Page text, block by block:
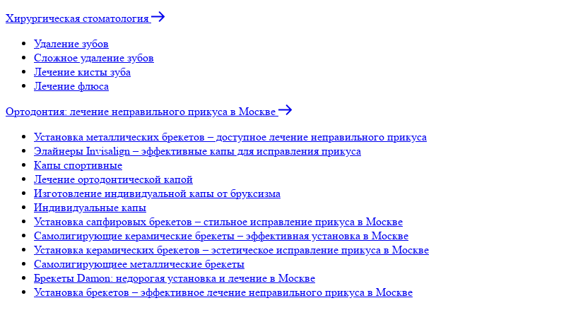
Хирургическая стоматология
Удаление зубов
Сложное удаление зубов
Лечение кисты зуба
Лечение флюса
Ортодонтия: лечение неправильного прикуса в Москве
Установка металлических брекетов – доступное лечение неправильного прикуса
Элайнеры Invisalign – эффективные капы для исправления прикуса
Капы спортивные
Лечение ортодонтической капой
Изготовление индивидуальной капы от бруксизма
Индивидуальные капы
Установка сапфировых брекетов – стильное исправление прикуса в Москве
Самолигирующие керамические брекеты – эффективная установка в Москве
Установка керамических брекетов – эстетическое исправление прикуса в Москве
Самолигирующиее металлические брекеты
Брекеты Damon: недорогая установка и лечение в Москве
Установка брекетов – эффективное лечение неправильного прикуса в Москве